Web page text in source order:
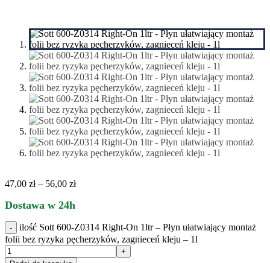
47,00 zł – 56,00 zł
Dostawa w 24h
ilość Sott 600-Z0314 Right-On 1ltr – Płyn ułatwiający montaż
folii bez ryzyka pęcherzyków, zagnieceń kleju – 1l